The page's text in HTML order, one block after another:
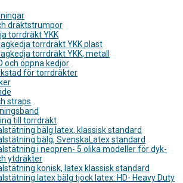
dräktstrumpor
torrdräkt YKK
torrdräkt YKK plast
torrdräkt YKK, metall
och öppna kedjor
för torrdräkter
straps
till torrdräkt
bälg latex, klassisk standard
bälg, SvenskaLatex standard
i neopren- 5 olika modeller för dyk-
ytdräkter
konisk, latex klassisk standard
latex bälg tjock latex: HD- Heavy Duty